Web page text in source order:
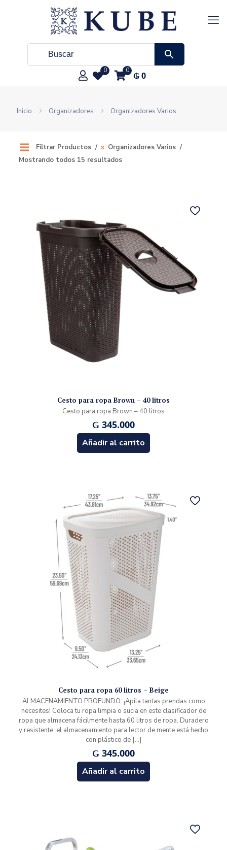
0 0 ₲0
Inicio Organizadores Organizadores Varios
Filtrar Productos
Organizadores Varios
Mostrando todos 15 resultados
Cesto para ropa Brown – 40 litros
Cesto para ropa Brown – 40 litros
₲ 345.000
Añadir al carrito
Cesto para ropa 60 litros – Beige
ALMACENAMIENTO PROFUNDO: ¡Apila tantas prendas como
necesites! Coloca tu ropa limpia o sucia en este clasificador de
ropa que almacena fácilmente hasta 60 litros de ropa. Duradero
y resistente: el almacenamiento para lector de mente está hecho
con plástico de […]
₲ 345.000
Añadir al carrito